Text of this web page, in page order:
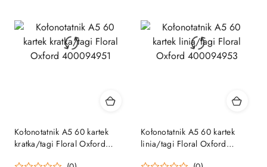
Kołonotatnik A5 60 kartek
kratka/tagi Floral Oxford
Kołonotatnik A5 60 kartek
linia/tagi Floral Oxford